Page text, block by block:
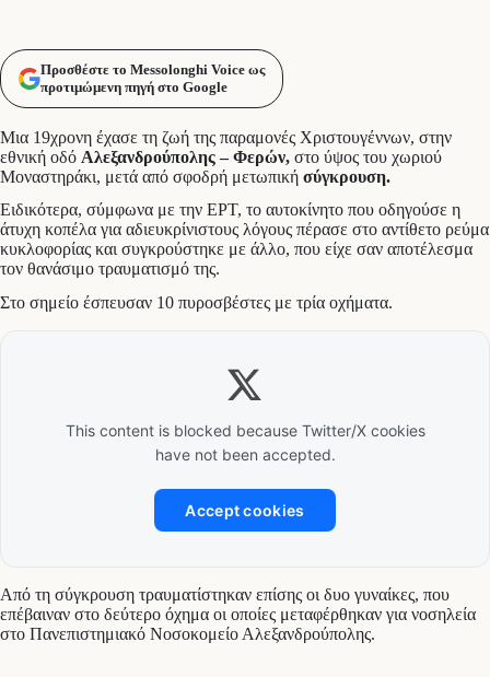
Προσθέστε το Messolonghi Voice ως
προτιμώμενη πηγή στο Google
Μια 19χρονη έχασε τη ζωή της παραμονές Χριστουγέννων, στην
εθνική οδό Αλεξανδρούπολης – Φερών, στο ύψος του χωριού
Μοναστηράκι, μετά από σφοδρή μετωπική σύγκρουση.
Ειδικότερα, σύμφωνα με την ΕΡΤ, το αυτοκίνητο που οδηγούσε η
άτυχη κοπέλα για αδιευκρίνιστους λόγους πέρασε στο αντίθετο ρεύμα
κυκλοφορίας και συγκρούστηκε με άλλο, που είχε σαν αποτέλεσμα
τον θανάσιμο τραυματισμό της.
Στο σημείο έσπευσαν 10 πυροσβέστες με τρία οχήματα.
This content is blocked because Twitter/X cookies
have not been accepted.
Accept cookies
Από τη σύγκρουση τραυματίστηκαν επίσης οι δυο γυναίκες, που
επέβαιναν στο δεύτερο όχημα οι οποίες μεταφέρθηκαν για νοσηλεία
στο Πανεπιστημιακό Νοσοκομείο Αλεξανδρούπολης.